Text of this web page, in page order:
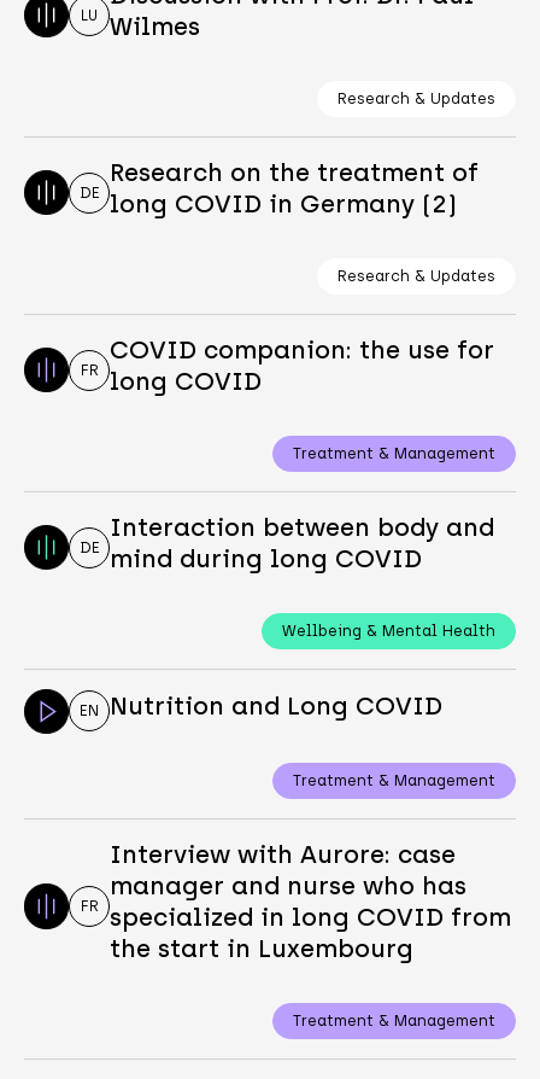
LU
Wilmes
Research & Updates
DE
Research on the treatment of
long COVID in Germany (2)
Research & Updates
FR
COVID companion: the use for
long COVID
Treatment & Management
DE
Interaction between body and
mind during long COVID
Wellbeing & Mental Health
EN Nutrition and Long COVID
Treatment & Management
FR
Interview with Aurore: case
manager and nurse who has
specialized in long COVID from
the start in Luxembourg
Treatment & Management